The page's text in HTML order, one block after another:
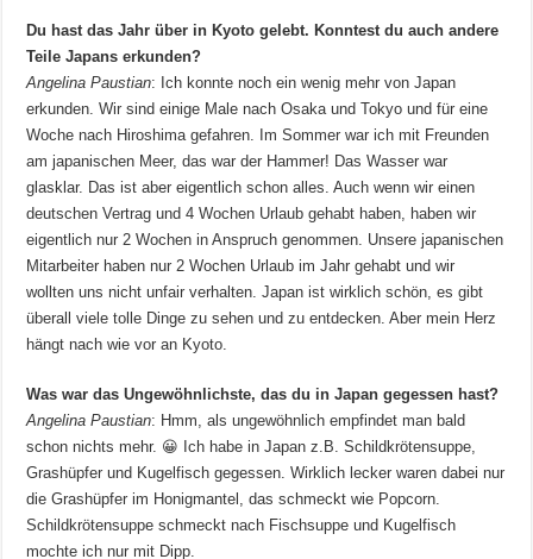
Du hast das Jahr über in Kyoto gelebt. Konntest du auch andere
Teile Japans erkunden?
Angelina Paustian: Ich konnte noch ein wenig mehr von Japan
erkunden. Wir sind einige Male nach Osaka und Tokyo und für eine
Woche nach Hiroshima gefahren. Im Sommer war ich mit Freunden
am japanischen Meer, das war der Hammer! Das Wasser war
glasklar. Das ist aber eigentlich schon alles. Auch wenn wir einen
deutschen Vertrag und 4 Wochen Urlaub gehabt haben, haben wir
eigentlich nur 2 Wochen in Anspruch genommen. Unsere japanischen
Mitarbeiter haben nur 2 Wochen Urlaub im Jahr gehabt und wir
wollten uns nicht unfair verhalten. Japan ist wirklich schön, es gibt
überall viele tolle Dinge zu sehen und zu entdecken. Aber mein Herz
hängt nach wie vor an Kyoto.
Was war das Ungewöhnlichste, das du in Japan gegessen hast?
Angelina Paustian: Hmm, als ungewöhnlich empfindet man bald
schon nichts mehr. 😀 Ich habe in Japan z.B. Schildkrötensuppe,
Grashüpfer und Kugelfisch gegessen. Wirklich lecker waren dabei nur
die Grashüpfer im Honigmantel, das schmeckt wie Popcorn.
Schildkrötensuppe schmeckt nach Fischsuppe und Kugelfisch
mochte ich nur mit Dipp.